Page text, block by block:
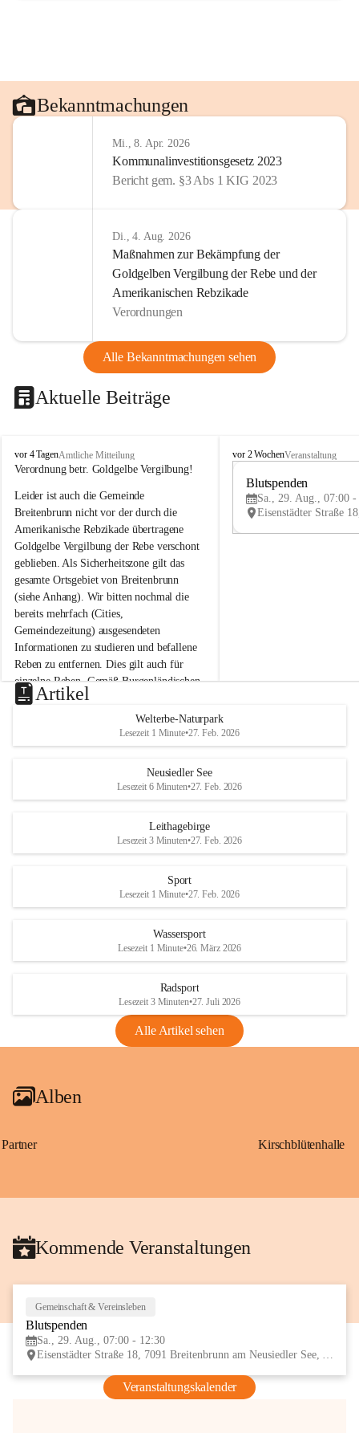
Bekanntmachungen
Mi., 8. Apr. 2026
Kommunalinvestitionsgesetz 2023
Bericht gem. §3 Abs 1 KIG 2023
Di., 4. Aug. 2026
Maßnahmen zur Bekämpfung der
Goldgelben Vergilbung der Rebe und der
Amerikanischen Rebzikade
Verordnungen
Alle Bekanntmachungen sehen
Aktuelle Beiträge
B
r
i
t
e
n
b
r
u
n
n
a
m
N
e
u
s
d
S
vor 4 TagenAmtliche Mitteilung
Verordnung betr. Goldgelbe Vergilbung!
Leider ist auch die Gemeinde
Breitenbrunn nicht vor der durch die
Amerikanische Rebzikade übertragene
Goldgelbe Vergilbung der Rebe verschont
geblieben. Als Sicherheitszone gilt das
gesamte Ortsgebiet von Breitenbrunn
(siehe Anhang). Wir bitten nochmal die
bereits mehrfach (Cities,
Gemeindezeitung) ausgesendeten
Informationen zu studieren und befallene
Reben zu entfernen. Dies gilt auch für
einzelne Reben. Gemäß Burgenländischen
Weinbaugesetz sind nicht gepflegte oder
unzulässige Weingärten zu roden! Bitte
helfen wir zusammen um unsere Winzer
vor den prognostizierten Ernteausfällen
und den daraus folgenden wirtschaftlichen
Maßnahmen zur Bekämpfung
Rebe und der Amerikanischen
Anhang VBl. EU Nr. 18
1 Seite•1,4 MB
VBl. EU Nr. 18_2026
B
e
u
e
d
r
S
vor 2 WochenVeranstaltung
Blutspenden
Sa., 29. Aug., 07:00 -
Artikel
Welterbe-Naturpark
Lesezeit 1 Minute•27. Feb. 2026
Neusiedler See
Lesezeit 6 Minuten•27. Feb. 2026
Leithagebirge
Lesezeit 3 Minuten•27. Feb. 2026
Sport
Lesezeit 1 Minute•27. Feb. 2026
Wassersport
Lesezeit 1 Minute•26. März 2026
Radsport
Lesezeit 3 Minuten•27. Juli 2026
Alle Artikel sehen
Alben
Partner Kirschblütenhalle
Kommende Veranstaltungen
Gemeinschaft & Vereinsleben
Blutspenden
Sa., 29. Aug., 07:00 - 12:30
Eisenstädter Straße 18, 7091 Breitenbrunn am Neusiedler See, AUT
Veranstaltungskalender